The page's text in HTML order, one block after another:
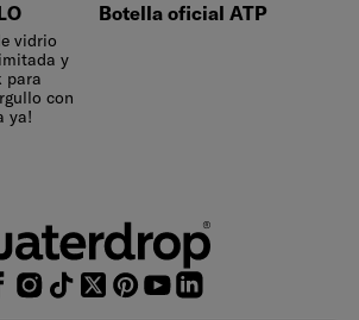
vidrio
y
para
con
ya!
Botella oficial ATP